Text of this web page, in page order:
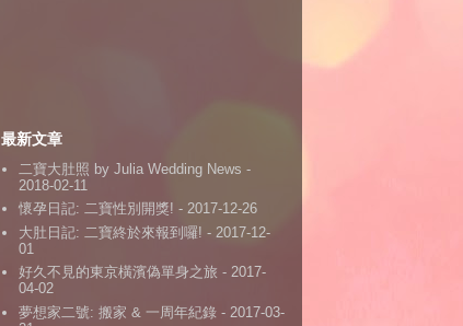
最新文章
二寶大肚照 by Julia Wedding News-
2018-02-11
懷孕日記: 二寶性別開獎! - 2017-12-26
大肚日記: 二寶終於來報到囉! - 2017-12-
01
好久不見的東京橫濱偽單身之旅 - 2017-
04-02
夢想家二號: 搬家 & 一周年紀錄 - 2017-03-